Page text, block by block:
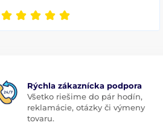
Rýchla zákaznícka podpora
Všetko riešime do pár hodín,
reklamácie, otázky či výmeny
tovaru.